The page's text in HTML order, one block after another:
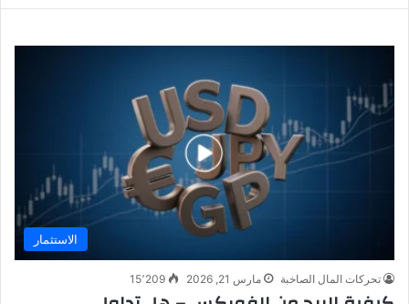
الاستثمار
تحركات المال الصاخبة مارس 21, 2026 15٬209